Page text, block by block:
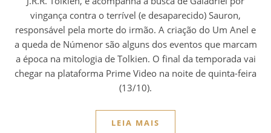
vingança contra o terrível (e desaparecido) Sauron,
responsável pela morte do irmão. A criação do Um Anel e
a queda de Númenor são alguns dos eventos que marcam
a época na mitologia de Tolkien. O final da temporada vai
chegar na plataforma Prime Video na noite de quinta-feira
(13/10).
LEIA MAIS